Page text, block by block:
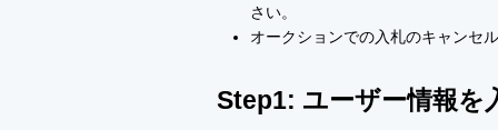
さい。
オークションでの入札のキャンセ
Step1: ユーザー情報を